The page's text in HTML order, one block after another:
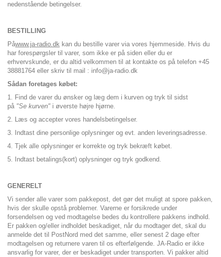
nedenstående betingelser.
BESTILLING
Påwww.ja-radio.dk kan du bestille varer via vores hjemmeside. Hvis du
har forespørgsler til varer, som ikke er på siden eller du er
erhvervskunde, er du altid velkommen til at kontakte os på telefon +45
38881764 eller skriv til mail : info@ja-radio.dk
Sådan foretages købet:
1. Find de varer du ønsker og læg dem i kurven og tryk til sidst
på "Se kurven" i øverste højre hjørne.
2. Læs og accepter vores handelsbetingelser.
3. Indtast dine personlige oplysninger og evt. anden leveringsadresse.
4. Tjek alle oplysninger er korrekte og tryk bekræft købet.
5. Indtast betalings(kort) oplysninger og tryk godkend.
GENERELT
Vi sender alle varer som pakkepost, det gør det muligt at spore pakken,
hvis der skulle opstå problemer. Varerne er forsikrede under
forsendelsen og ved modtagelse bedes du kontrollere pakkens indhold.
Er pakken og/eller indholdet beskadiget, når du modtager det, skal du
anmelde det til PostNord med det samme, eller senest 2 dage efter
modtagelsen og returnere varen til os efterfølgende. JA-Radio er ikke
ansvarlig for varer, der er beskadiget under transporten. Vi pakker altid